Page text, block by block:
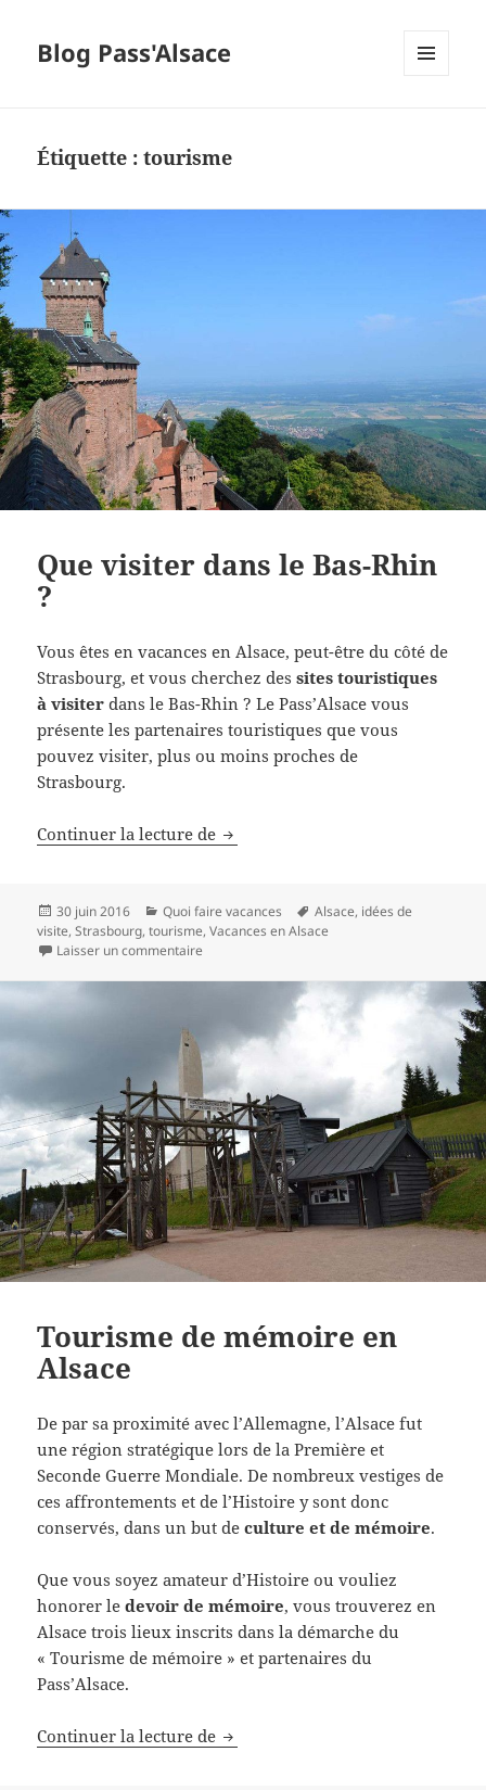
Blog Pass'Alsace
Étiquette :tourisme
Que visiter dans le Bas-Rhin
?
Vous êtes en vacances en Alsace, peut-être du côté de
Strasbourg, et vous cherchez dessites touristiques
à visiter dans le Bas-Rhin ? Le Pass’Alsace vous
présente les partenaires touristiques que vous
pouvez visiter, plus ou moins proches de
Strasbourg.
Continuer la lecture de Que visiter dans le Bas-Rhin ?
Publié
le
30 juin 2016 Catégories
Quoi faire vacances
Mots-
clés
Alsace, idées de
visite,Strasbourg,tourisme,Vacances en Alsace
Laisser un commentaire
Tourisme de mémoire en
Alsace
De par sa proximité avec l’Allemagne, l’Alsace fut
une région stratégique lors de la Première et
Seconde Guerre Mondiale. De nombreux vestiges de
ces affrontements et de l’Histoire y sont donc
conservés, dans un but deculture et de mémoire.
Que vous soyez amateur d’Histoire ou vouliez
honorer ledevoir de mémoire, vous trouverez en
Alsace trois lieux inscrits dans la démarche du
« Tourisme de mémoire » et partenaires du
Pass’Alsace.
Continuer la lecture de Tourisme de mémoire en Alsace